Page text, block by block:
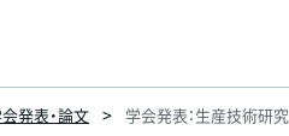
発表・論文 学会発表：生産技術研究